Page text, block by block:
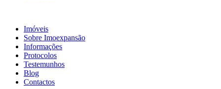
Imóveis
Sobre Imoexpansão
Informações
Protocolos
Testemunhos
Blog
Contactos